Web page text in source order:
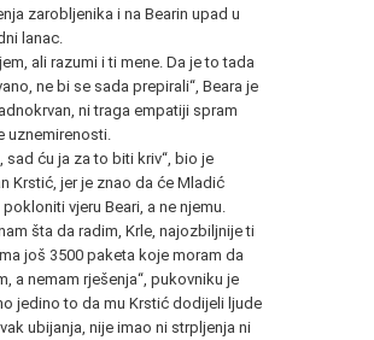
zarobljenika i na Bearin upad u
lanac.
ali razumi i ti mene. Da je to tada
ne bi se sada prepirali“, Beara je
ni traga empatiji spram
uznemirenosti.
sad ću ja za to biti kriv“, bio je
Krstić, jer je znao da će Mladić
vjeru Beari, a ne njemu.
šta da radim, Krle, najozbiljnije ti
još 3500 paketa koje moram da
a nemam rješenja“, pukovniku je
jedino to da mu Krstić dodijeli ljude
ubijanja, nije imao ni strpljenja ni